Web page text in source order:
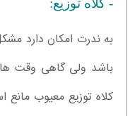
- کلاه توزیع:
به ندرت امکان دارد
باشد ولی گاهی وقت ها
کلاه توزیع معیوب